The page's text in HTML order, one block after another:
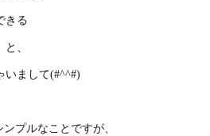
きる
、
いまして(#^^#)
プルなことですが、